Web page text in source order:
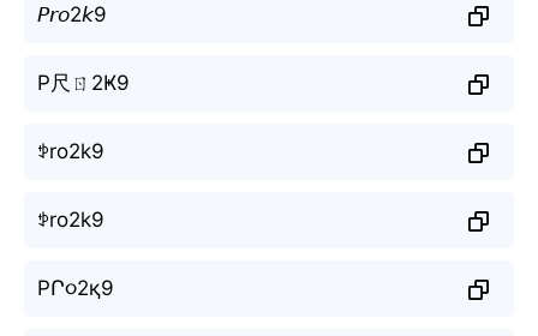
𝘗𝘳𝘰2𝘬9
P尺ㄖ2Ҝ9
ꉣro2k9
ꉣro2k9
PՐ૦2қ9